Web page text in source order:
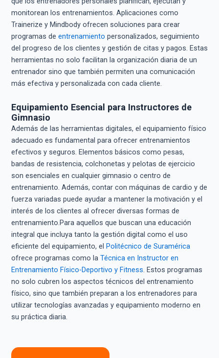
monitorean los entrenamientos. Aplicaciones como
Trainerize y Mindbody ofrecen soluciones para crear
programas de entrenamiento personalizados, seguimiento
del progreso de los clientes y gestión de citas y pagos. Estas
herramientas no solo facilitan la organización diaria de un
entrenador sino que también permiten una comunicación
más efectiva y personalizada con cada cliente.
Equipamiento Esencial para Instructores de
Gimnasio
Además de las herramientas digitales, el equipamiento físico
adecuado es fundamental para ofrecer entrenamientos
efectivos y seguros. Elementos básicos como pesas,
bandas de resistencia, colchonetas y pelotas de ejercicio
son esenciales en cualquier gimnasio o centro de
entrenamiento. Además, contar con máquinas de cardio y de
fuerza variadas puede ayudar a mantener la motivación y el
interés de los clientes al ofrecer diversas formas de
entrenamiento.Para aquellos que buscan una educación
integral que incluya tanto la gestión digital como el uso
eficiente del equipamiento, el Politécnico de Suramérica
ofrece programas como la Técnica en Instructor en
Entrenamiento Físico-Deportivo y Fitness . Estos programas
no solo cubren los aspectos técnicos del entrenamiento
físico, sino que también preparan a los entrenadores para
utilizar tecnologías avanzadas y equipamiento moderno en
su práctica diaria.